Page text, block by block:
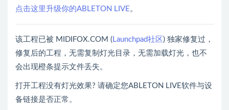
点击这里升级你的ABLETON LIVE。
该工程已被 MIDIFOX.COM ( Launchpad社区 ) 独家修复过，
修复后的工程，无需复制灯光目录，无需加载灯光，也不
会出现橙条提示文件丢失。
打开工程没有灯光效果? 请确定您ABLETON LIVE软件与设
备链接是否正常。